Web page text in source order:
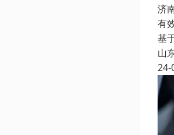
济
有
基
山
24-